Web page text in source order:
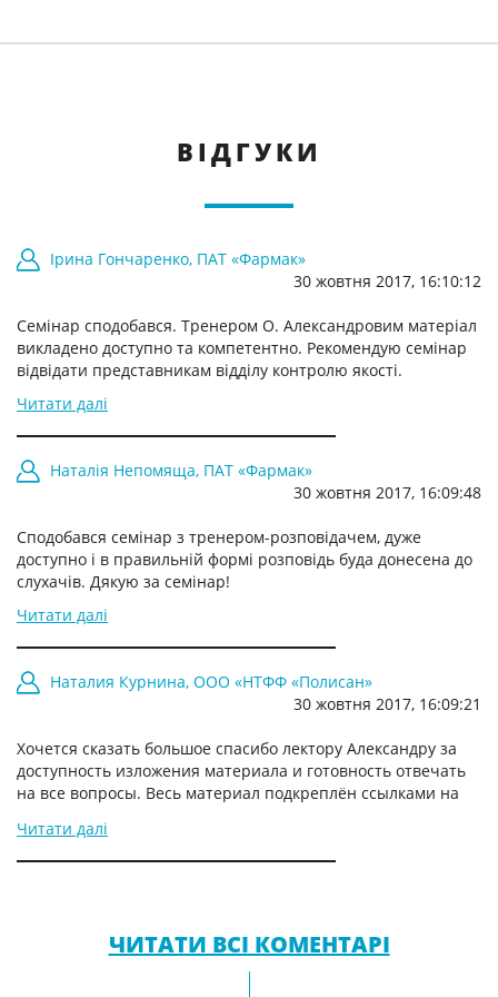
ВІДГУКИ
Ірина Гончаренко, ПАТ «Фармак»
30 жовтня 2017, 16:10:12
Семінар сподобався. Тренером О. Александровим матеріал
викладено доступно та компетентно. Рекомендую семінар
відвідати представникам відділу контролю якості.
Читати далі
Наталія Непомяща, ПАТ «Фармак»
30 жовтня 2017, 16:09:48
Сподобався семінар з тренером-розповідачем, дуже
доступно і в правильній формі розповідь буда донесена до
слухачів. Дякую за семінар!
Читати далі
Наталия Курнина, ООО «НТФФ «Полисан»
30 жовтня 2017, 16:09:21
Хочется сказать большое спасибо лектору Александру за
доступность изложения материала и готовность отвечать
на все вопросы. Весь материал подкреплён ссылками на
Пожелание только одно – сделать семинар на 2 дня.
Читати далі
Спасибо компании «Виалек» за доступную и нужную
Качественно изложен материал. Лектор доступно изложил
Відвідати та прийняти участь в навчанні з питань вхідного
ЧИТАТИ ВСІ КОМЕНТАРІ